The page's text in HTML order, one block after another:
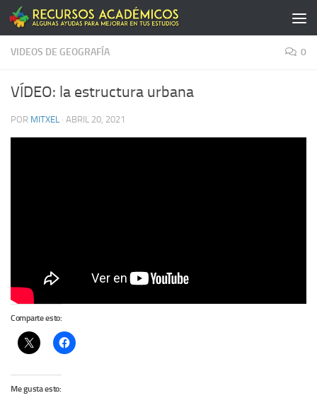
Saltar al contenido
VIDEOS DE GEOGRAFÍA 0
VÍDEO: la estructura urbana
POR MITXEL · ABRIL 20, 2021
Comparte esto:
Me gusta esto: